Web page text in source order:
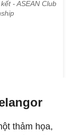
thảm họa,